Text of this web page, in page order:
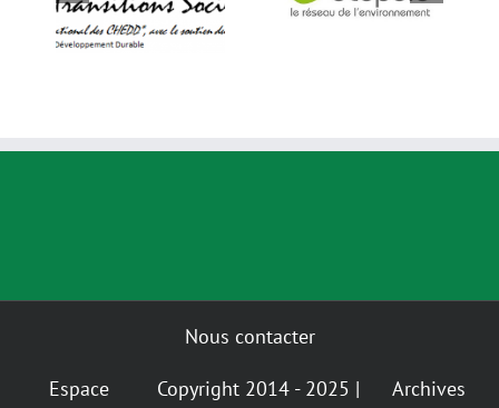
Écopôle
Energie Climat
Nous contacter
Espace
Copyright 2014 - 2025 |
Archives